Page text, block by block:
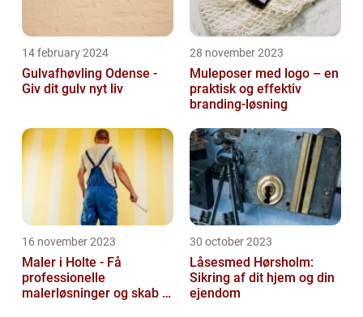
14 february 2024
Gulvafhøvling Odense -
Giv dit gulv nyt liv
28 november 2023
Muleposer med logo – en
praktisk og effektiv
branding-løsning
16 november 2023
Maler i Holte - Få
professionelle
malerløsninger og skab et
30 october 2023
Låsesmed Hørsholm:
Sikring af dit hjem og din
ejendom